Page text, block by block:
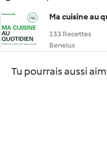
Ma cuisine au
133 Recettes
Benelux
Tu pourrais aussi